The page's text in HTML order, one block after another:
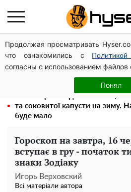
Продолжая просматривать
что ознакомились с
согласны с использованием файлов
Понял
Чи може Поштова площа стати
входу до історичного Києва
Олена Тополя злив відео – це
"Антитіла" Тарас Тополя став
та соковитої капусти на зиму.
буде мало
Гороскоп на завтра, 16
вступає в гру - початок
знаки Зодіаку
Игорь Верховский
Всі матеріали автора